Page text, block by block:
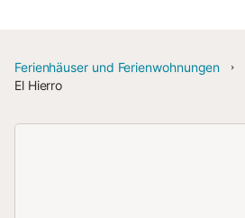
Ferienhäuser und Ferienwohnungen
El Hierro